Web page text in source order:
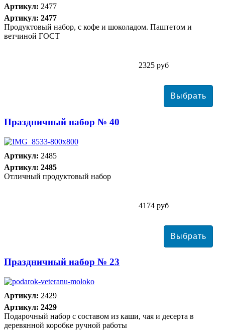
Артикул: 2477
Артикул: 2477
Продуктовый набор, с кофе и шоколадом. Паштетом и
ветчиной ГОСТ
2325 руб
Праздничный набор № 40
Артикул: 2485
Артикул: 2485
Отличный продуктовый набор
4174 руб
Праздничный набор № 23
Артикул: 2429
Артикул: 2429
Подарочный набор с составом из каши, чая и десерта в
деревянной коробке ручной работы